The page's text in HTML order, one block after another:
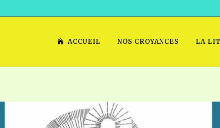
ACCUEIL NOS CROYANCES LA